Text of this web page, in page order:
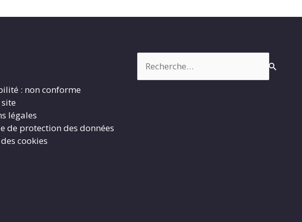
: non conforme
légales
de protection des données
cookies